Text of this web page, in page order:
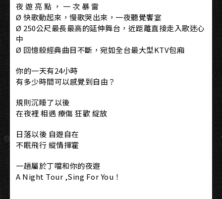
夜 遊 亮 點 ， 一 次 暴 雷
Ø 快歌動起來，慢歌哭出來，一夜聽覺饗宴
Ø 250公尺最長最高的延伸舞台，近距離直接走入歌迷心
中
Ø 回憶殺經典曲目不斷，宛如全台最大型KTV包廂
你的一天有24小時
有多少時間可以感覺到自由？
規則沉睡了以後
在夜裡 相遇 療傷 狂歡 綻放
日落以後 自遊自在
不眠飛行 縱情揮霍
一趟屬於丁噹和你的夜遊
A Night Tour ,Sing For You！